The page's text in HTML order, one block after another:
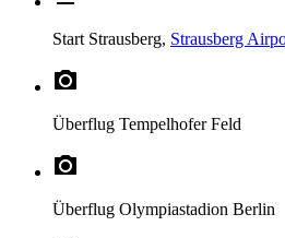
Start Strausberg, Strausberg
Überflug Tempelhofer Feld
Überflug Olympiastadion Berlin